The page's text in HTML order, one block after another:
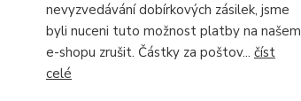
nevyzvedávání dobírkových zásilek, jsme
byli nuceni tuto možnost platby na našem
e-shopu zrušit. Částky za poštov... číst
celé